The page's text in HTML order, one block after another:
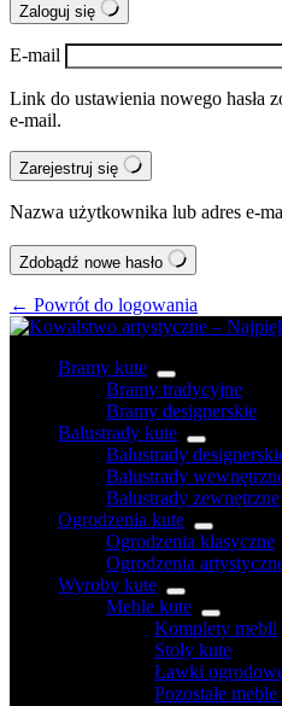
Zaloguj się
E-mail
Link do ustawienia nowego hasła
e-mail.
Zarejestruj się
Nazwa użytkownika lub adres e-
Zdobądź nowe hasło
← Powrót do logowania
Bramy kute
Bramy tradycyjne
Bramy designerskie
Balustrady kute
Balustrady
Balustrady
Balustrady zewnętrzne
Ogrodzenia kute
Ogrodzenia klasyczne
Ogrodzenia
Wyroby kute
Meble kute
Komplety mebli
Stoły kute
Ławki
Pozostałe